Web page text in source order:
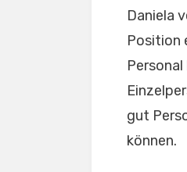
Daniela
Position
gut
können.